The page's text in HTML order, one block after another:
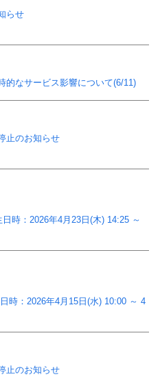
らせ
的なサービス影響について(6/11)
止のお知らせ
時：2026年4月23日(木) 14:25 ～
時：2026年4月15日(水) 10:00 ～ 4
止のお知らせ